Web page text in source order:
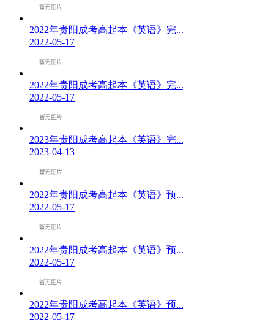
2022年贵阳成考高起本《英语》完...
2022-05-17
2022年贵阳成考高起本《英语》完...
2022-05-17
2023年贵阳成考高起本《英语》完...
2023-04-13
2022年贵阳成考高起本《英语》预...
2022-05-17
2022年贵阳成考高起本《英语》预...
2022-05-17
2022年贵阳成考高起本《英语》预...
2022-05-17